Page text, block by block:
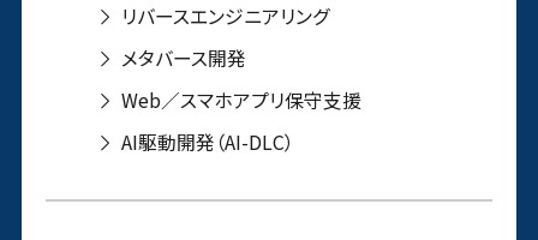
リバースエンジニアリング
メタバース開発
Web／スマホアプリ保守支援
AI駆動開発（AI-DLC）